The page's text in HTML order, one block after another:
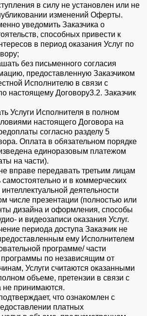
в силу не установлен или не
изменений Оферты.
уведомить Заказчика о
способных привести к
в период оказания Услуг по
без письменного согласия
предоставленную Заказчиком
Исполнителю в связи с
настоящему Договору3.2. Заказчик
Услуги Исполнителя в полном
настоящего Договора на
согласно разделу 5
Оплата в обязательном порядке
единоразовым платежом
на части).
вправе передавать третьим лицам
самостоятельно и в коммерческих
деятельности
числе презентации (полностью или
дизайна и оформления, способы
и видеозаписи оказания Услуг.
периода доступа Заказчик не
ему Исполнителем
программе/ части
программы по независящим от
Услуги считаются оказанными
объеме, претензии в связи с
не принимаются.
что ознакомлен с
платных